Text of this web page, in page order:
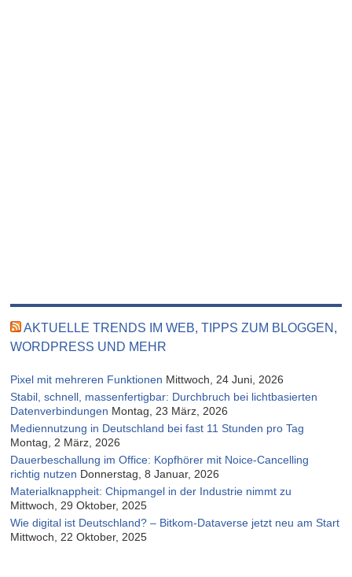
AKTUELLE TRENDS IM WEB, TIPPS ZUM BLOGGEN,
WORDPRESS UND MEHR
Pixel mit mehreren Funktionen Mittwoch, 24 Juni, 2026
Stabil, schnell, massenfertigbar: Durchbruch bei lichtbasierten
Datenverbindungen Montag, 23 März, 2026
Mediennutzung in Deutschland bei fast 11 Stunden pro Tag
Montag, 2 März, 2026
Dauerbeschallung im Office: Kopfhörer mit Noice-Cancelling
richtig nutzen Donnerstag, 8 Januar, 2026
Materialknappheit: Chipmangel in der Industrie nimmt zu
Mittwoch, 29 Oktober, 2025
Wie digital ist Deutschland? – Bitkom-Dataverse jetzt neu am Start
Mittwoch, 22 Oktober, 2025